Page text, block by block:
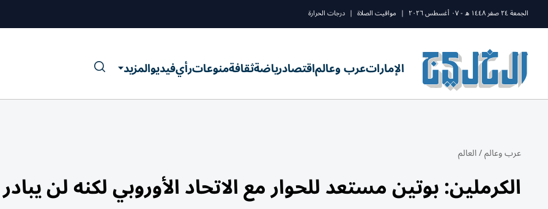
الجمعة ٢٤ صفر ١٤٤٨ ه - ٠٧ أغسطس ٢٠٢٦ | مواقيت الصلاة | درجات الحرارة
الإماراتعرب وعالماقتصادرياضةثقافةمنوعاترأيفيديوالمزيد
عرب وعالم/العالم
الكرملين: بوتين مستعد للحوار مع الاتحاد الأوروبي لكنه لن